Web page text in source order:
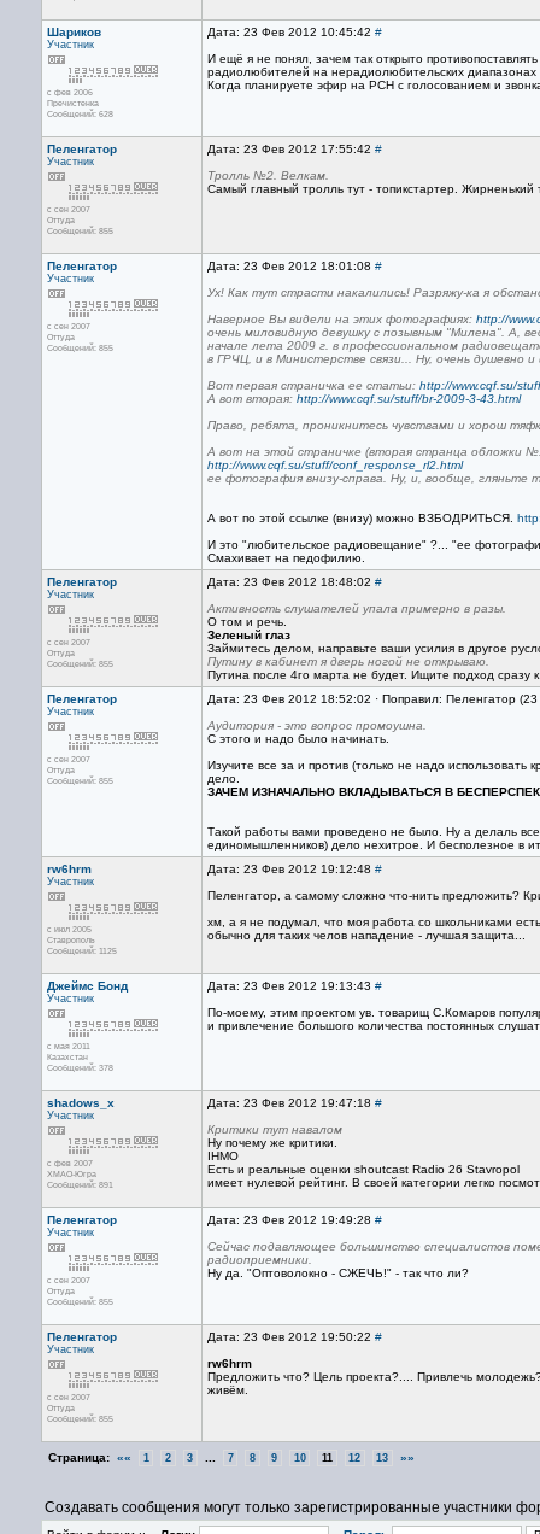
Шариков
Участник
с фев 2006
Пречистенка
Сообщений: 628
Дата: 23 Фев 2012 10:45:42 #
И ещё я не понял, зачем так открыто
радиолюбителей на нерадиолюбительских
Когда планируете эфир на РСН с голосованием и
Пеленгатор
Участник
с сен 2007
Оттуда
Сообщений: 855
Дата: 23 Фев 2012 17:55:42 #
Тролль №2. Велкам.
Самый главный тролль тут - топикстартер. Жирненький
Пеленгатор
Участник
с сен 2007
Оттуда
Сообщений: 855
Дата: 23 Фев 2012 18:01:08 #
Ух! Как тут страсти накалились! Разряжу-ка я
Наверное Вы видели на этих фотографиях: http://
очень миловидную девушку с позывным "Милена". А,
начале лета 2009 г. в профессиональном
в ГРЧЦ, и в Министерстве связи... Ну, очень душевно
Вот первая страничка ее статьи: http://www.cqf.su/
А вот вторая: http://www.cqf.su/stuff/br-2009-3-43.html
Право, ребята, проникнитесь чувствами и хорош
А вот на этой страничке (вторая странца обложки
http://www.cqf.su/stuff/conf_response_rl2.html
ее фотография внизу-справа. Ну, и, вообще,
А вот по этой ссылке (внизу) можно ВЗБОДРИТЬСЯ.
И это "любительское радиовещание" ?... "ее
Смахивает на педофилию.
Пеленгатор
Участник
с сен 2007
Оттуда
Сообщений: 855
Дата: 23 Фев 2012 18:48:02 #
Активность слушателей упала примерно в разы.
О том и речь.
Зеленый глаз
Займитесь делом, направьте ваши усилия в другое
Путину в кабинет я дверь ногой не открываю.
Путина после 4го марта не будет. Ищите подход сразу
Пеленгатор
Участник
с сен 2007
Оттуда
Сообщений: 855
Дата: 23 Фев 2012 18:52:02 · Поправил: Пеленгатор
Аудитория - это вопрос промоушна.
С этого и надо было начинать.
Изучите все за и против (только не надо
дело.
ЗАЧЕМ ИЗНАЧАЛЬНО ВКЛАДЫВАТЬСЯ В
Такой работы вами проведено не было. Ну а делаль
единомышленников) дело нехитрое. И бесполезное в
rw6hrm
Участник
с июл 2005
Ставрополь
Сообщений: 1125
Дата: 23 Фев 2012 19:12:48 #
Пеленгатор, а самому сложно что-нить предложить?
хм, а я не подумал, что моя работа со школьниками
обычно для таких челов нападение - лучшая защита...
Джеймс Бонд
Участник
с мая 2011
Казахстан
Сообщений: 378
Дата: 23 Фев 2012 19:13:43 #
По-моему, этим проектом ув. товарищ С.Комаров
и привлечение большого количества постоянных
shadows_x
Участник
с фев 2007
ХМАО-Югра
Сообщений: 891
Дата: 23 Фев 2012 19:47:18 #
Критики тут навалом
Ну почему же критики.
IHMO
Есть и реальные оценки shoutcast Radio 26 Stavropol
имеет нулевой рейтинг. В своей категории легко
Пеленгатор
Участник
с сен 2007
Оттуда
Сообщений: 855
Дата: 23 Фев 2012 19:49:28 #
Сейчас подавляющее большинство специалистов
радиоприемники.
Ну да. "Оптоволокно - СЖЕЧЬ!" - так что ли?
Пеленгатор
Участник
с сен 2007
Оттуда
Сообщений: 855
Дата: 23 Фев 2012 19:50:22 #
rw6hrm
Предложить что? Цель проекта?.... Привлечь
живём.
Страница: «« 1 2 3 7 8 9 10 11 12 13 »»
Создавать сообщения могут только зарегистрированные участники